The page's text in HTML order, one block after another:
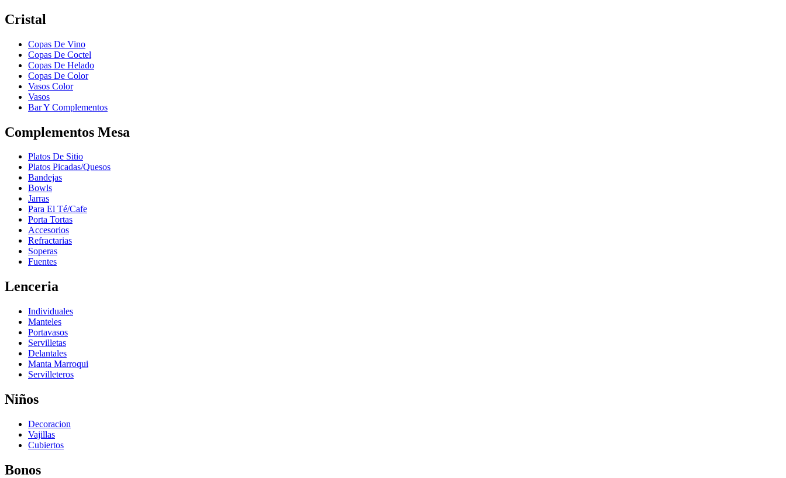
Cristal
Copas De Vino
Copas De Coctel
Copas De Helado
Copas De Color
Vasos Color
Vasos
Bar Y Complementos
Complementos Mesa
Platos De Sitio
Platos Picadas/Quesos
Bandejas
Bowls
Jarras
Para El Té/Cafe
Porta Tortas
Accesorios
Refractarias
Soperas
Fuentes
Lenceria
Individuales
Manteles
Portavasos
Servilletas
Delantales
Manta Marroqui
Servilleteros
Niños
Decoracion
Vajillas
Cubiertos
Bonos